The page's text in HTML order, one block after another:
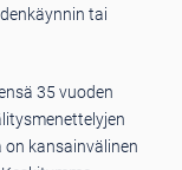
tai
35 vuoden
kansainvälinen